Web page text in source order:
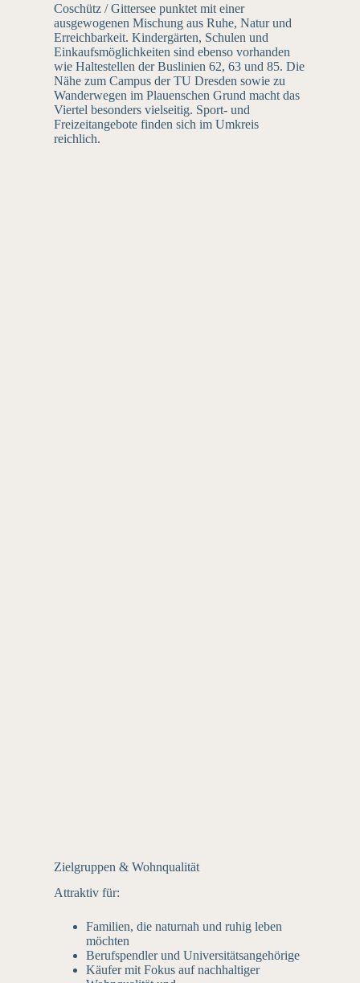
Coschütz / Gittersee punktet mit einer
ausgewogenen Mischung aus Ruhe, Natur und
Erreichbarkeit. Kindergärten, Schulen und
Einkaufsmöglichkeiten sind ebenso vorhanden
wie Haltestellen der Buslinien 62, 63 und 85. Die
Nähe zum Campus der TU Dresden sowie zu
Wanderwegen im Plauenschen Grund macht das
Viertel besonders vielseitig. Sport- und
Freizeitangebote finden sich im Umkreis
reichlich.
Zielgruppen & Wohnqualität
Attraktiv für:
Familien, die naturnah und ruhig leben
möchten
Berufspendler und Universitätsangehörige
Käufer mit Fokus auf nachhaltiger